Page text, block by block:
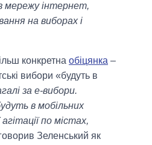
мережу інтернет,
на виборах і
конкретна обіцянка –
вибори «будуть в
за е-вибори.
в мобільних
по містах,
Зеленський як